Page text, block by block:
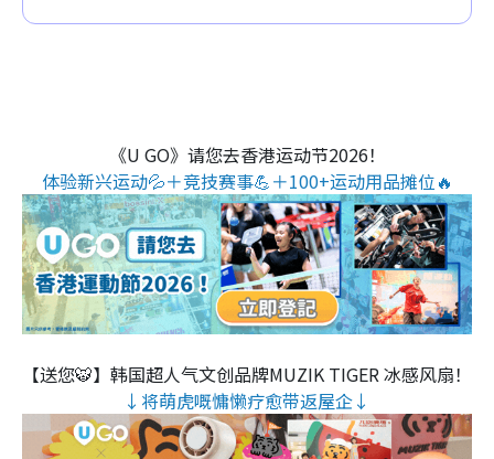
《U GO》请您去香港运动节2026！
体验新兴运动💦＋竞技赛事💪＋100+运动用品摊位🔥
【送您🐯】韩国超人气文创品牌MUZIK TIGER 冰感风扇！
↓将萌虎嘅慵懒疗愈带返屋企↓